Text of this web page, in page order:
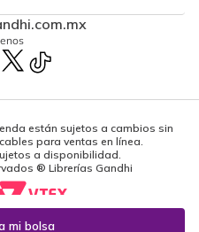
están sujetos a cambios sin
para ventas en línea.
a disponibilidad.
® Librerías Gandhi